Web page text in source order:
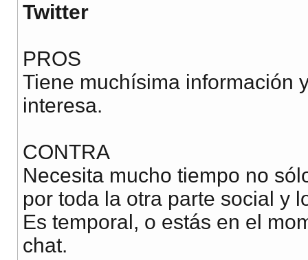
Twitter
PROS
Tiene muchísima información
interesa.
CONTRA
Necesita mucho tiempo no
por toda la otra parte social y
Es temporal, o estás en el
chat.